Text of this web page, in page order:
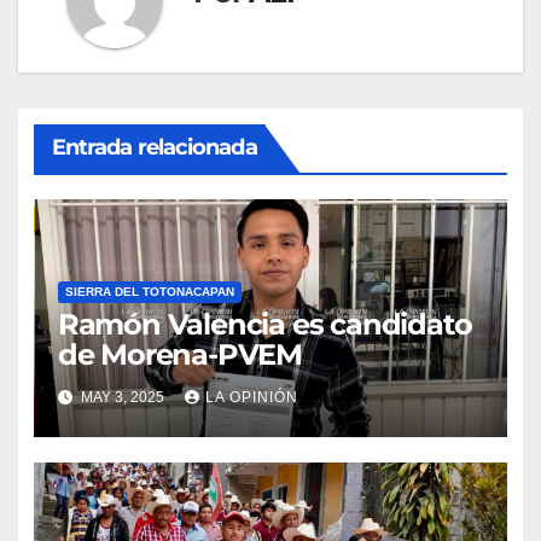
Entrada relacionada
SIERRA DEL TOTONACAPAN
Ramón Valencia es candidato
de Morena-PVEM
MAY 3, 2025 LA OPINIÓN